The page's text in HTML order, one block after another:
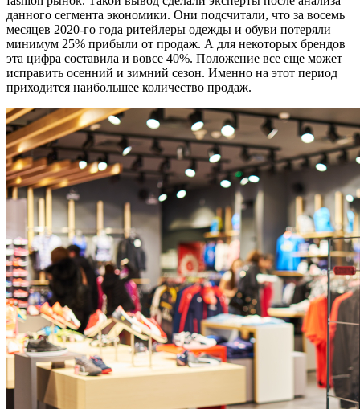
данного сегмента экономики. Они подсчитали, что за восемь
месяцев 2020-го года ритейлеры одежды и обуви потеряли
минимум 25% прибыли от продаж. А для некоторых брендов
эта цифра составила и вовсе 40%. Положение все еще может
исправить осенний и зимний сезон. Именно на этот период
приходится наибольшее количество продаж.